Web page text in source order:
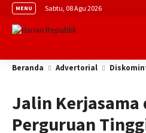
MENU Sabtu, 08 Agu 2026
Beranda Advertorial
Jalin Kerjasama
Perguruan